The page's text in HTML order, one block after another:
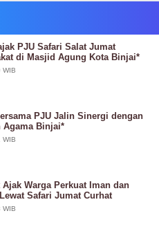
PJU Safari Salat Jumat
di Masjid Agung Kota Binjai*
WIB
PJU Jalin Sinergi dengan
Agama Binjai*
WIB
Warga Perkuat Iman dan
Safari Jumat Curhat
WIB